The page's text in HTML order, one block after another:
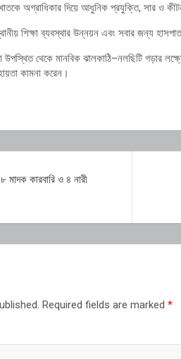
অগ্রাধিকার দিয়ে আধুনিক প্রযুক্তি, সার ও
শিক্ষা ব্যবস্থার উন্নয়ন এবং সবার জন্য
উপস্থিত থেকে মানবিক ঝালকাঠি–নলছিটি
কামনা করেন।
মাদক কারবারি ও ৪ নারী
Required fields are marked *